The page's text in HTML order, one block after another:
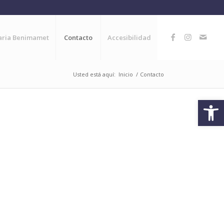
Benimamet Contacto Accesibilidad
Usted está aquí: Inicio / Contacto